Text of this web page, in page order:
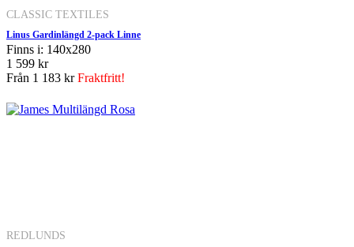
CLASSIC TEXTILES
Linus Gardinlängd 2-pack Linne
Finns i: 140x280
1 599 kr
Från 1 183 krFraktfritt!
REDLUNDS